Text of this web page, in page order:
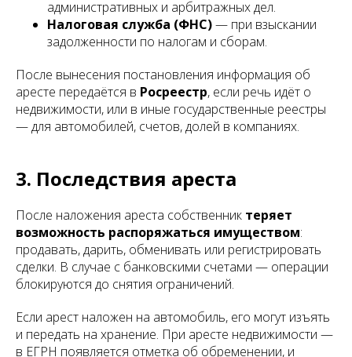
административных и арбитражных дел.
Налоговая служба (ФНС)— при взыскании
задолженности по налогам и сборам.
После вынесения постановления информация об
аресте передаётся в Росреестр, если речь идёт о
недвижимости, или в иные государственные реестры
— для автомобилей, счетов, долей в компаниях.
3. Последствия ареста
После наложения ареста собственник теряет
возможность распоряжаться имуществом:
продавать, дарить, обменивать или регистрировать
сделки. В случае с банковскими счетами — операции
блокируются до снятия ограничений.
Если арест наложен на автомобиль, его могут изъять
и передать на хранение. При аресте недвижимости —
в ЕГРН появляется отметка об обременении, и